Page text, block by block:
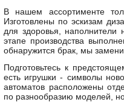
В нашем ассортименте
Изготовлены по эскизам
для здоровья,
этапе производства
обнаружится брак, мы
Подготовьтесь к
есть игрушки - символы
автоматов расположены
по разнообразию моделей,